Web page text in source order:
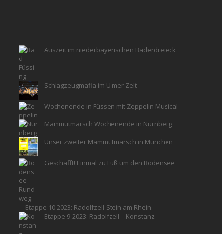
Auszeit im niederbayerischen Bäderdreieck
Schlagzeugmafia im Ulmer Zelt
Wochenende in Füssen mit Zeppelin Musical
Mammutmarsch Wochenende in Nürnberg
Unser zweiter Mammutmarsch in München
Geschafft! Einmal zu Fuß um den Bodensee
Etappe 10-2023: Radolfzell-Stein am Rhein
Etappe 9-2023: Radolfzell – Konstanz